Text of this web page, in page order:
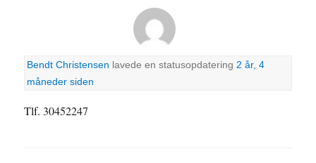
Bendt Christensen lavede en statusopdatering 2 år, 4
måneder siden
Tlf. 30452247